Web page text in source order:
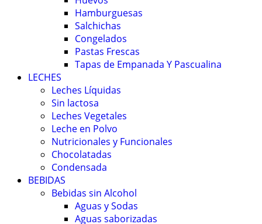
Hamburguesas
Salchichas
Congelados
Pastas Frescas
Tapas de Empanada Y Pascualina
LECHES
Leches Líquidas
Sin lactosa
Leches Vegetales
Leche en Polvo
Nutricionales y Funcionales
Chocolatadas
Condensada
BEBIDAS
Bebidas sin Alcohol
Aguas y Sodas
Aguas saborizadas